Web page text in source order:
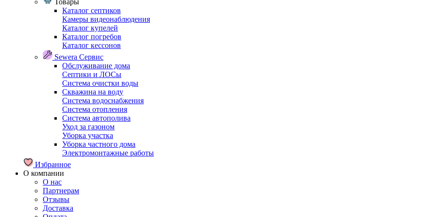
Товары
Каталог септиков
Камеры видеонаблюдения
Каталог купелей
Каталог погребов
Каталог кессонов
Sewera Сервис
Обслуживание дома
Септики и ЛОСы
Система очистки воды
Скважина на воду
Система водоснабжения
Система отопления
Система автополива
Уход за газоном
Уборка участка
Уборка частного дома
Электромонтажные работы
Избранное
О компании
О нас
Партнерам
Отзывы
Доставка